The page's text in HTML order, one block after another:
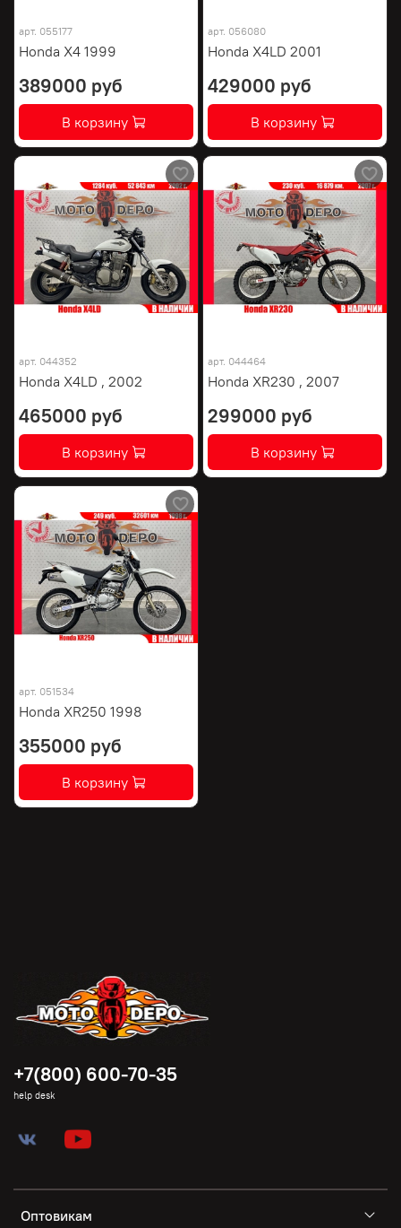
арт. 055177
Honda X4 1999
389000 руб
В корзину
арт. 056080
Honda X4LD 2001
429000 руб
В корзину
арт. 044352
Honda X4LD , 2002
465000 руб
В корзину
арт. 044464
Honda XR230 , 2007
299000 руб
В корзину
арт. 051534
Honda XR250 1998
355000 руб
В корзину
Оптовикам
+7(800) 600-70-35
help desk